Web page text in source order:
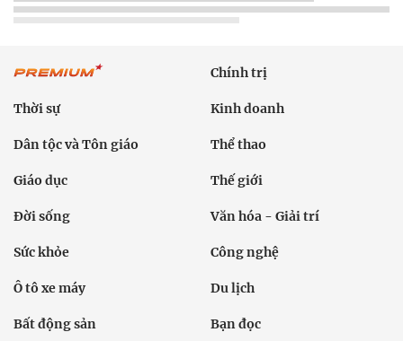
Chính trị
Thời sự Kinh doanh
Dân tộc và Tôn giáo Thể thao
Giáo dục Thế giới
Đời sống Văn hóa - Giải trí
Sức khỏe Công nghệ
Ô tô xe máy Du lịch
Bất động sản Bạn đọc